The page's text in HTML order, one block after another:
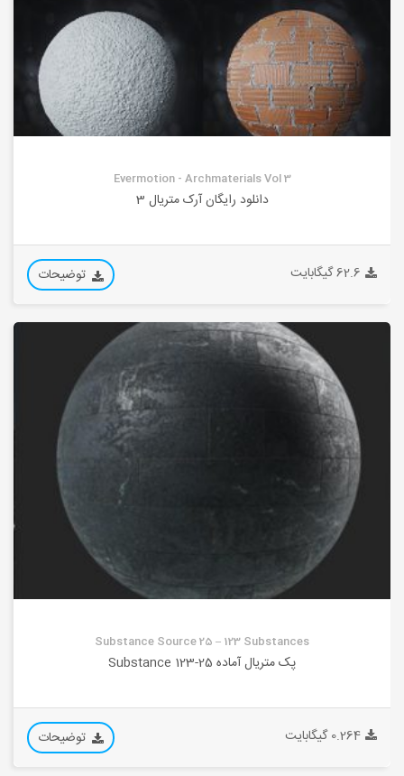
Evermotion - Archmaterials Vol 3
دانلود رایگان آرک متریال 3
62.6 گیگابایت توضیحات
Substance Source 25 – 123 Substances
پک متریال آماده 25-123 Substance
0.264 گیگابایت توضیحات